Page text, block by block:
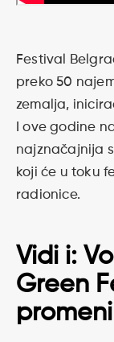
Festival
preko 50
zemalja,
I ove godine
najznačajnija
koji će u toku
radionice.
Vidi i:
Green